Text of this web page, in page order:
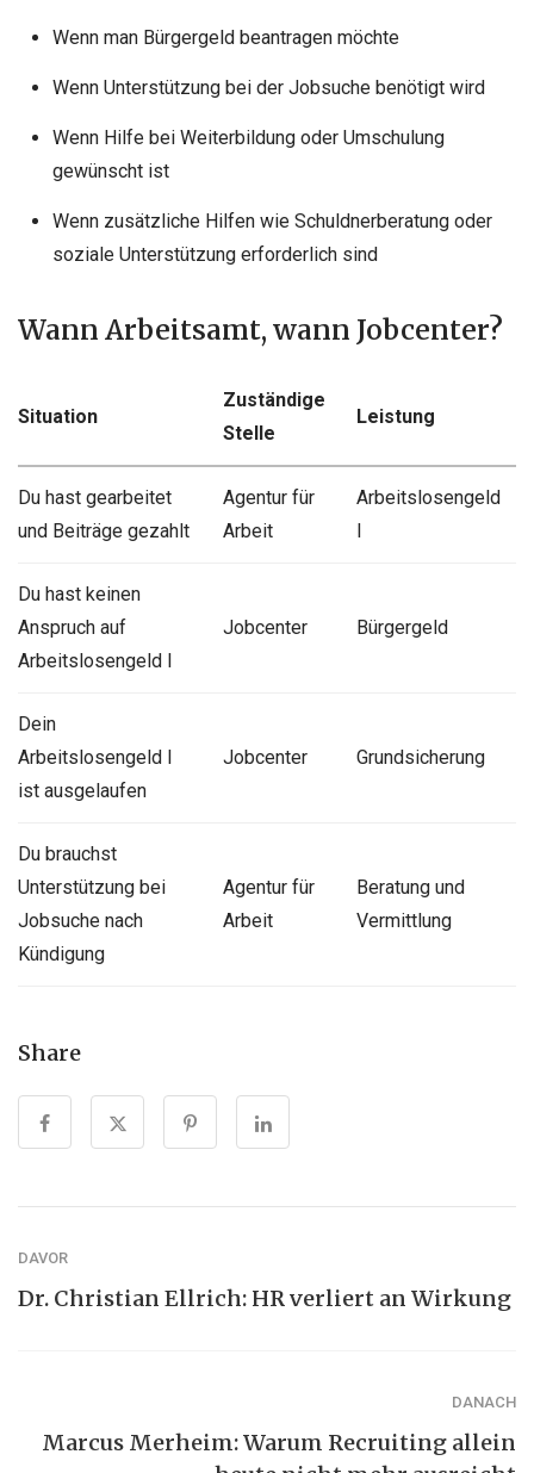
Wenn man Bürgergeld beantragen möchte
Wenn Unterstützung bei der Jobsuche benötigt wird
Wenn Hilfe bei Weiterbildung oder Umschulung
gewünscht ist
Wenn zusätzliche Hilfen wie Schuldnerberatung oder
soziale Unterstützung erforderlich sind
Wann Arbeitsamt, wann Jobcenter?
Situation
Zuständige
Stelle
Leistung
Du hast gearbeitet
und Beiträge gezahlt
Agentur für
Arbeit
Arbeitslosengeld
Du hast keinen
Anspruch auf
Arbeitslosengeld I
Jobcenter Bürgergeld
Dein
Arbeitslosengeld I
ist ausgelaufen
Jobcenter Grundsicherung
Du brauchst
Unterstützung bei
Jobsuche nach
Kündigung
Agentur für
Arbeit
Beratung und
Vermittlung
Share
DAVOR
Dr. Christian Ellrich: HR verliert an Wirkung
DANACH
Marcus Merheim: Warum Recruiting allein